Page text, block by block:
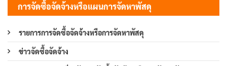
การจัดซื้อจัดจ้างหรือแผนการจัดหาพัสดุ
รายการการจัดซื้อจัดจ้างหรือการจัดหาพัสดุ
ข่าวจัดซื้อจัดจ้าง